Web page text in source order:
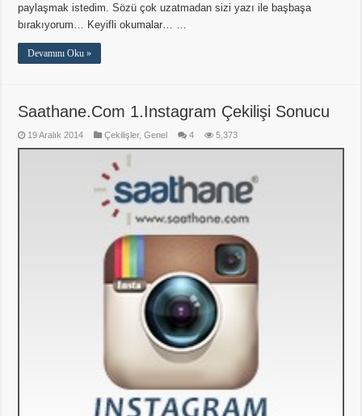
paylaşmak istedim. Sözü çok uzatmadan sizi yazı ile başbaşa
bırakıyorum… Keyifli okumalar… …
Devamını Oku »
Saathane.Com 1.Instagram Çekilişi Sonucu
19 Aralık 2014 Çekilişler,Genel 4 5,373